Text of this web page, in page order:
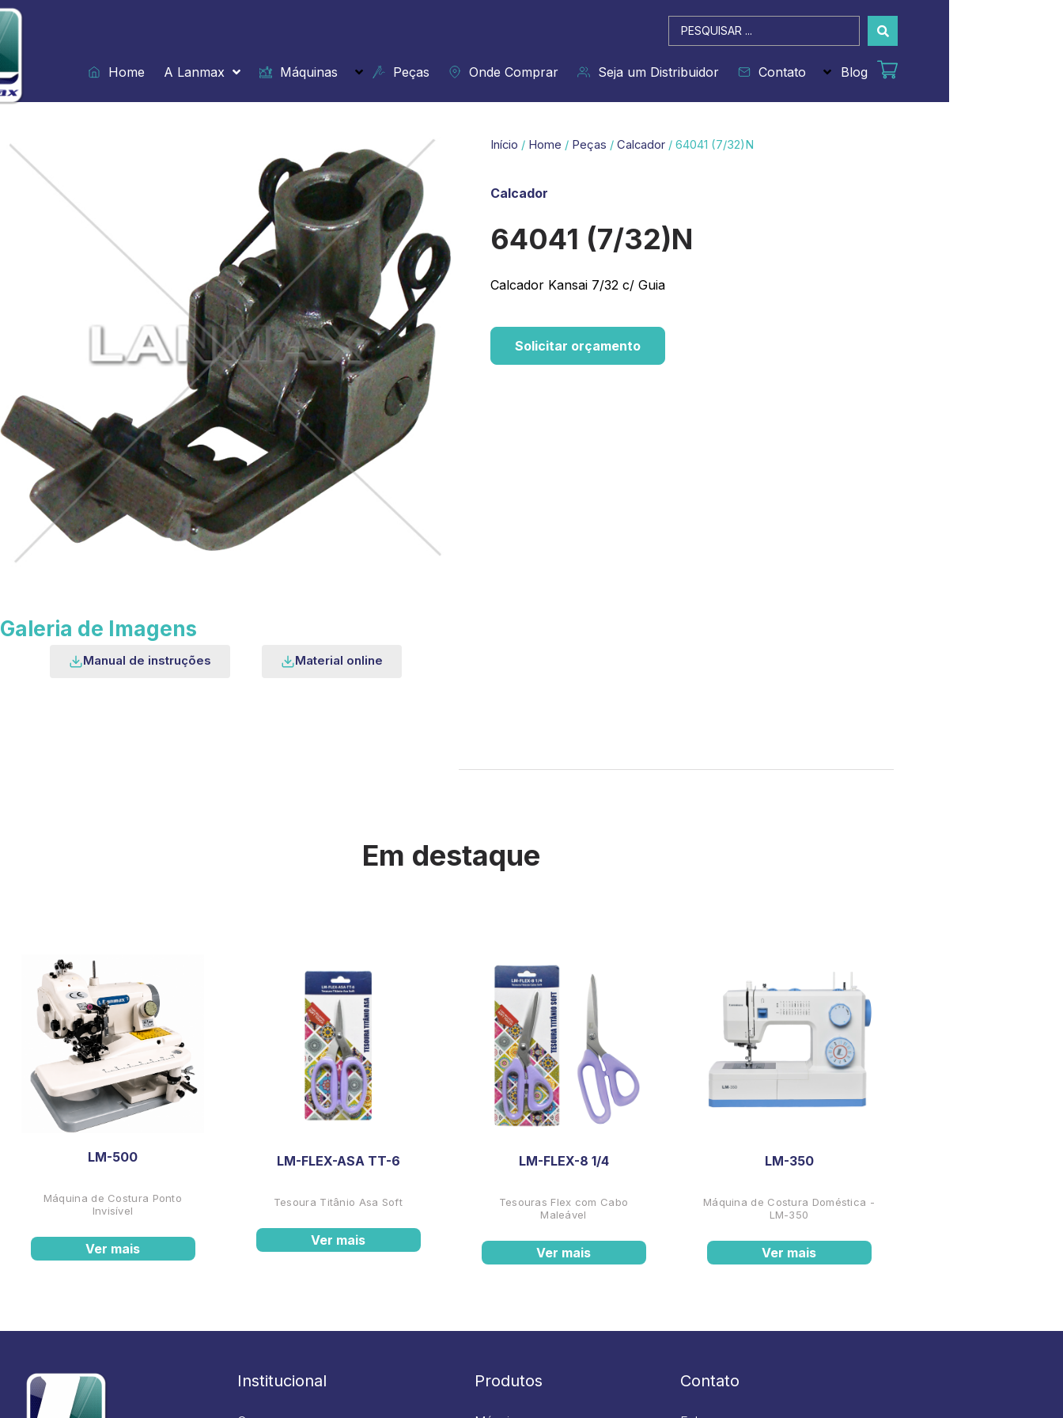
Ir
para
o
conteúdo
Pesquisar
...
Home
A Lanmax Máquinas Peças Onde Comprar Seja um Distribuidor Contato Blog
Galeria de Imagens
Manual de instruções Material online
Início / Home / Peças / Calcador / 64041 (7/32)N
Calcador
64041 (7/32)N
Calcador Kansai 7/32 c/ Guia
Solicitar orçamento
Em destaque
LM-500
Máquina de Costura Ponto
Invisível
Ver mais
LM-FLEX-ASA TT-6
Tesoura Titânio Asa Soft
Ver mais
LM-FLEX-8 1/4
Tesouras Flex com Cabo
Maleável
Ver mais
LM-350
Máquina de Costura Doméstica -
LM-350
Ver mais
Institucional Produtos Contato